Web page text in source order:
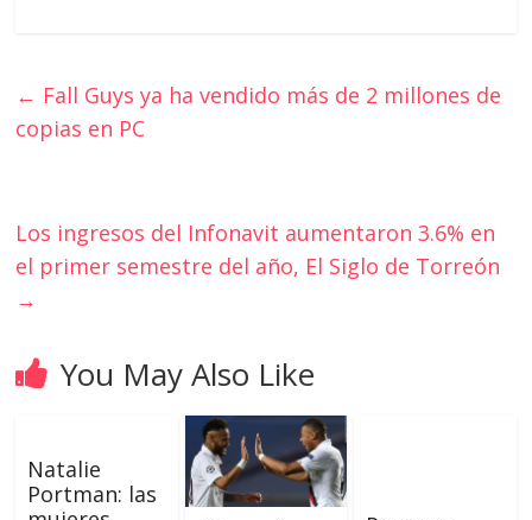
← Fall Guys ya ha vendido más de 2 millones de
copias en PC
Los ingresos del Infonavit aumentaron 3.6% en
el primer semestre del año, El Siglo de Torreón
→
You May Also Like
Natalie
Portman: las